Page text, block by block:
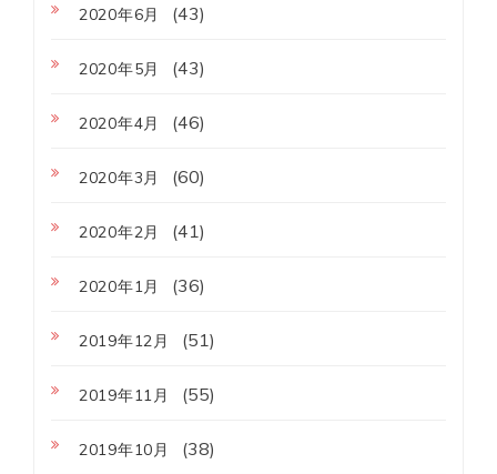
2020年6月 (43)
2020年5月 (43)
2020年4月 (46)
2020年3月 (60)
2020年2月 (41)
2020年1月 (36)
2019年12月 (51)
2019年11月 (55)
2019年10月 (38)